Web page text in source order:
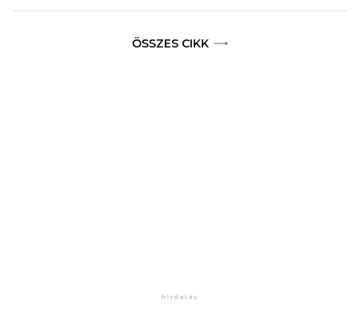
ÖSSZES CIKK